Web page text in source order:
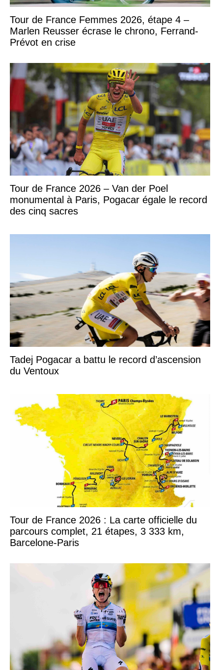
Tour de France Femmes 2026, étape 4 –
Marlen Reusser écrase le chrono, Ferrand-
Prévot en crise
Tour de France 2026 – Van der Poel
monumental à Paris, Pogacar égale le record
des cinq sacres
Tadej Pogacar a battu le record d’ascension
du Ventoux
Tour de France 2026 : La carte officielle du
parcours complet, 21 étapes, 3 333 km,
Barcelone-Paris